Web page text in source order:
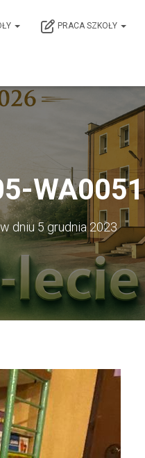
PRACA SZKOŁY
WA0051
w dniu5 grudnia 2023